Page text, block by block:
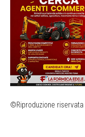
©Riproduzione riservata